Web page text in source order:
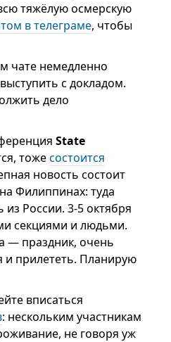
тяжёлую осмерскую
в телеграме, чтобы
чате немедленно
с докладом.
дело
State
тожесостоится
новость состоит
Филиппинах: туда
России. 3-5 октября
секциями и людьми.
— праздник, очень
и прилететь. Планирую
вписаться
: нескольким участникам
не говоря уж